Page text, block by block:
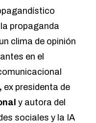
propaganda
clima de opinión
en el
ex presidenta de
y autora del
sociales y la IA